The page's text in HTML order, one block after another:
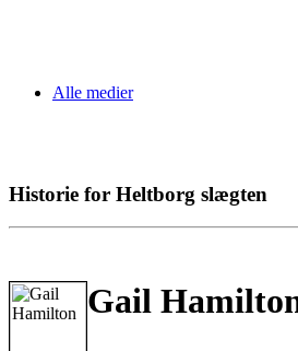
Alle medier
Historie for Heltborg slægten
Gail